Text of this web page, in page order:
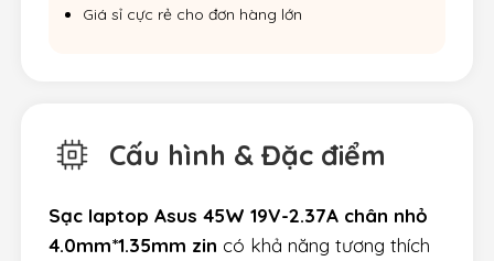
Giá sỉ cực rẻ cho đơn hàng lớn
Cấu hình & Đặc điểm
Sạc laptop Asus 45W 19V-2.37A chân nhỏ
4.0mm*1.35mm zin có khả năng tương thích